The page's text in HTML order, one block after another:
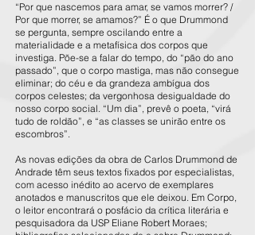
“Por que nascemos para amar, se vamos morrer? /
Por que morrer, se amamos?” É o que Drummond
se pergunta, sempre oscilando entre a
materialidade e a metafísica dos corpos que
investiga. Põe-se a falar do tempo, do “pão do ano
passado”, que o corpo mastiga, mas não consegue
eliminar; do céu e da grandeza ambígua dos
corpos celestes; da vergonhosa desigualdade do
nosso corpo social. “Um dia”, prevê o poeta, “virá
tudo de roldão”, e “as classes se unirão entre os
escombros”.
As novas edições da obra de Carlos Drummond de
Andrade têm seus textos fixados por especialistas,
com acesso inédito ao acervo de exemplares
anotados e manuscritos que ele deixou. Em Corpo,
o leitor encontrará o posfácio da crítica literária e
pesquisadora da USP Eliane Robert Moraes;